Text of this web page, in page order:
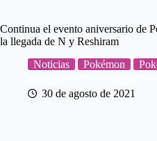
Continua el evento aniversario de
la llegada de N y Reshiram
Noticias
Pokémon
30 de agosto de 2021